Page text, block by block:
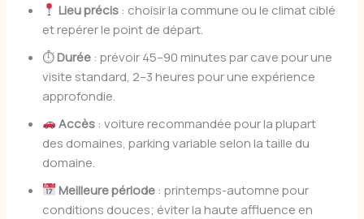
Lieu précis : choisir la commune ou le climat ciblé
et repérer le point de départ.
⏱Durée : prévoir 45–90 minutes par cave pour une
visite standard, 2–3 heures pour une expérience
approfondie.
Accès : voiture recommandée pour la plupart
des domaines, parking variable selon la taille du
domaine.
Meilleure période : printemps-automne pour
conditions douces; éviter la haute affluence en